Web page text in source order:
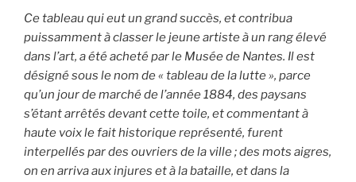
Ce tableau qui eut un grand succès, et contribua
puissamment à classer le jeune artiste à un rang élevé
dans l’art, a été acheté par le Musée de Nantes. Il est
désigné sous le nom de « tableau de la lutte », parce
qu’un jour de marché de l’année 1884, des paysans
s’étant arrêtés devant cette toile, et commentant à
haute voix le fait historique représenté, furent
interpellés par des ouvriers de la ville ; des mots aigres,
on en arriva aux injures et à la bataille, et dans la